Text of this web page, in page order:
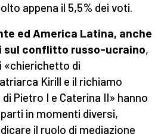
appena il 5,5% dei voti.
ed America Latina, anche
sul conflitto russo-ucraino,
«chierichetto di
Kirill e il richiamo
Pietro I e Caterina II» hanno
in momenti diversi,
il ruolo di mediazione